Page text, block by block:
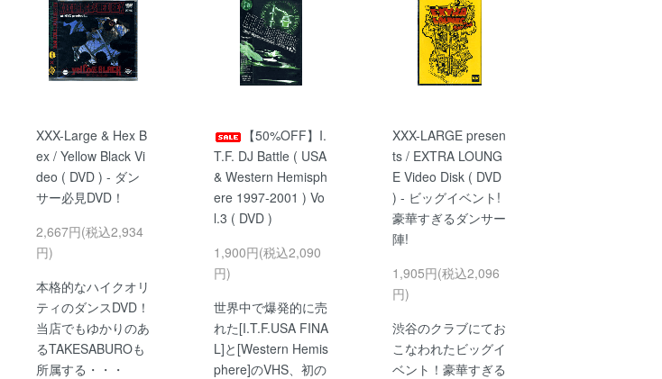
XXX-Large & Hex B
ex / Yellow Black Vi
deo ( DVD ) - ダン
サー必見DVD！
2,667円(税込2,934
円)
本格的なハイクオリ
ティのダンスDVD！
当店でもゆかりのあ
るTAKESABUROも
所属する・・・
【50%OFF】I.
T.F. DJ Battle ( USA
& Western Hemisph
ere 1997-2001 ) Vo
l.3 ( DVD )
1,900円(税込2,090
円)
世界中で爆発的に売
れた[I.T.F.USA FINA
L]と[Western Hemis
phere]のVHS、初の
XXX-LARGE presen
ts / EXTRA LOUNG
E Video Disk ( DVD
) - ビッグイベント!
豪華すぎるダンサー
陣!
1,905円(税込2,096
円)
渋谷のクラブにてお
こなわれたビッグイ
ベント！豪華すぎる